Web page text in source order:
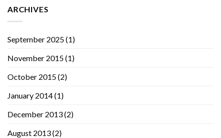
ARCHIVES
September 2025(1)
November 2015(1)
October 2015(2)
January 2014(1)
December 2013(2)
August 2013(2)